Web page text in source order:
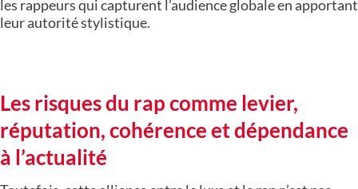
les rappeurs qui capturent l’audience globale en apportant
leur autorité stylistique.
Les risques du rap comme levier,
réputation, cohérence et dépendance
à l’actualité